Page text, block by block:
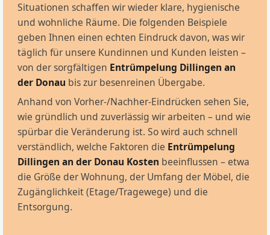
Situationen schaffen wir wieder klare, hygienische
und wohnliche Räume. Die folgenden Beispiele
geben Ihnen einen echten Eindruck davon, was wir
täglich für unsere Kundinnen und Kunden leisten –
von der sorgfältigen Entrümpelung Dillingen an
der Donau bis zur besenreinen Übergabe.
Anhand von Vorher-/Nachher-Eindrücken sehen Sie,
wie gründlich und zuverlässig wir arbeiten – und wie
spürbar die Veränderung ist. So wird auch schnell
verständlich, welche Faktoren die Entrümpelung
Dillingen an der Donau Kosten beeinflussen – etwa
die Größe der Wohnung, der Umfang der Möbel, die
Zugänglichkeit (Etage/Tragewege) und die
Entsorgung.